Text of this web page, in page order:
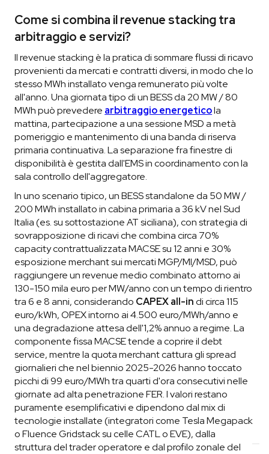
Come si combina il revenue stacking tra
arbitraggio e servizi?
Il revenue stacking è la pratica di sommare flussi di ricavo
provenienti da mercati e contratti diversi, in modo che lo
stesso MWh installato venga remunerato più volte
all'anno. Una giornata tipo di un BESS da 20 MW / 80
MWh può prevedere arbitraggio energeticola
mattina, partecipazione a una sessione MSD a metà
pomeriggio e mantenimento di una banda di riserva
primaria continuativa. La separazione fra finestre di
disponibilità è gestita dall'EMS in coordinamento con la
sala controllo dell'aggregatore.
In uno scenario tipico, un BESS standalone da 50 MW /
200 MWh installato in cabina primaria a 36 kV nel Sud
Italia (es. su sottostazione AT siciliana), con strategia di
sovrapposizione di ricavi che combina circa 70%
capacity contrattualizzata MACSE su 12 anni e 30%
esposizione merchant sui mercati MGP/MI/MSD, può
raggiungere un revenue medio combinato attorno ai
130-150 mila euro per MW/anno con un tempo di rientro
tra 6 e 8 anni, considerando CAPEX all-indi circa 115
euro/kWh, OPEX intorno ai 4.500 euro/MWh/anno e
una degradazione attesa dell'1,2% annuo a regime. La
componente fissa MACSE tende a coprire il debt
service, mentre la quota merchant cattura gli spread
giornalieri che nel biennio 2025-2026 hanno toccato
picchi di 99 euro/MWh tra quarti d'ora consecutivi nelle
giornate ad alta penetrazione FER. I valori restano
puramente esemplificativi e dipendono dal mix di
tecnologie installate (integratori come Tesla Megapack
o Fluence Gridstack su celle CATL o EVE), dalla
struttura del trader operatore e dal profilo zonale del